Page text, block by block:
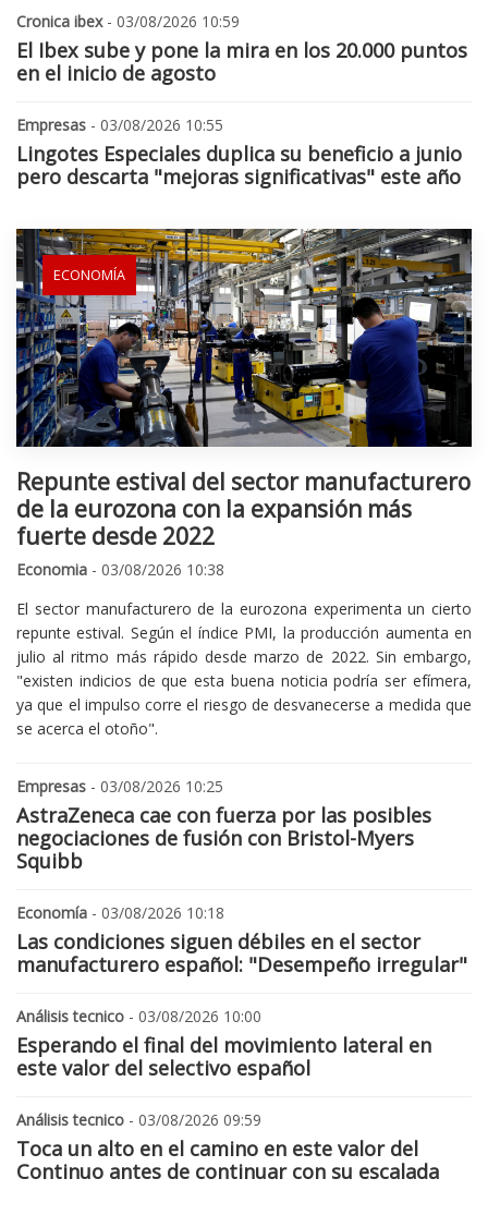
Cronica ibex- 03/08/2026 10:59
El Ibex sube y pone la mira en los 20.000 puntos
en el inicio de agosto
Empresas - 03/08/2026 10:55
Lingotes Especiales duplica su beneficio a junio
pero descarta "mejoras significativas" este año
ECONOMÍA
Repunte estival del sector manufacturero
de la eurozona con la expansión más
fuerte desde 2022
Economia - 03/08/2026 10:38
El sector manufacturero de la eurozona experimenta un cierto
repunte estival. Según el índice PMI, la producción aumenta en
julio al ritmo más rápido desde marzo de 2022. Sin embargo,
"existen indicios de que esta buena noticia podría ser efímera,
ya que el impulso corre el riesgo de desvanecerse a medida que
se acerca el otoño".
Empresas - 03/08/2026 10:25
AstraZeneca cae con fuerza por las posibles
negociaciones de fusión con Bristol-Myers
Squibb
Economía - 03/08/2026 10:18
Las condiciones siguen débiles en el sector
manufacturero español: "Desempeño irregular"
Análisis tecnico - 03/08/2026 10:00
Esperando el final del movimiento lateral en
este valor del selectivo español
Análisis tecnico - 03/08/2026 09:59
Toca un alto en el camino en este valor del
Continuo antes de continuar con su escalada